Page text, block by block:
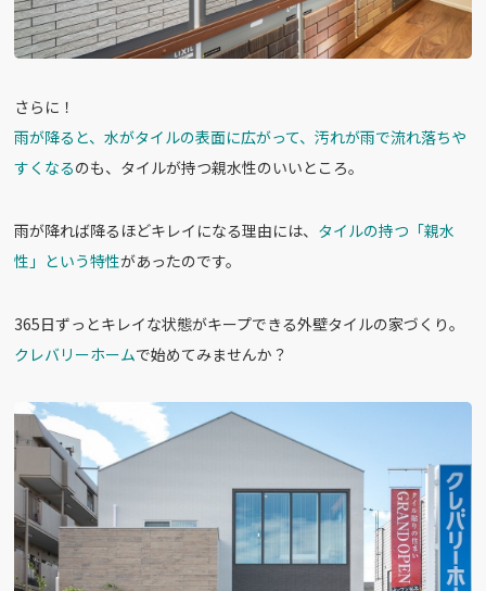
さらに！
雨が降ると、水がタイルの表面に広がって、汚れが雨で流れ落ちや
すくなるのも、タイルが持つ親水性のいいところ。
雨が降れば降るほどキレイになる理由には、 タイルの持つ「親水
性」という特性があったのです。
365日ずっとキレイな状態がキープできる外壁タイルの家づくり。
クレバリーホームで始めてみませんか？